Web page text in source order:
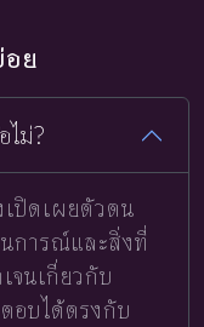
ย
ไม่?
เปิดเผยตัวตน
การณ์และสิ่งที่
จนเกี่ยวกับ
อบได้ตรงกับ